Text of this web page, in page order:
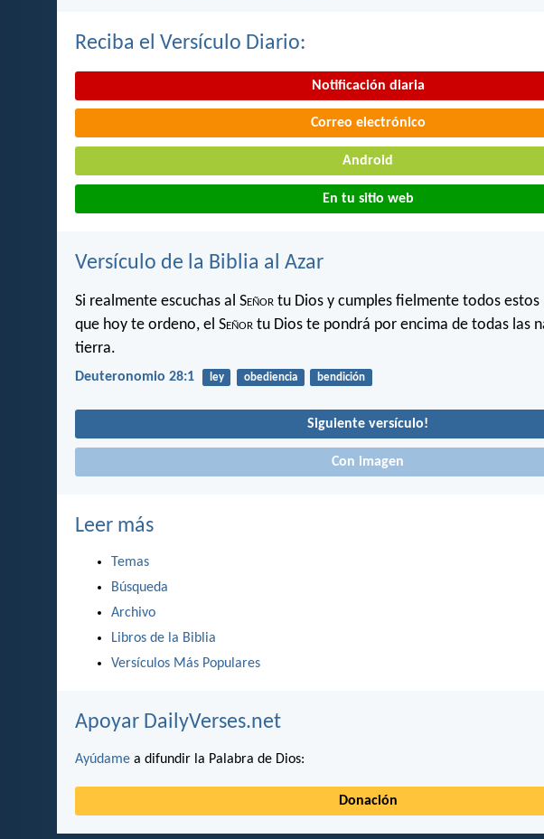
Reciba el Versículo Diario:
Notificación diaria
Correo electrónico
Android
En tu sitio web
Versículo de la Biblia al Azar
Si realmente escuchas al Señor tu Dios y cumples fielmente todos
que hoy te ordeno, el Señor tu Dios te pondrá por encima de todas las
tierra.
Deuteronomio 28:1 ley obediencia bendición
Siguiente versículo!
Con imagen
Leer más
Temas
Búsqueda
Archivo
Libros de la Biblia
Versículos Más Populares
Apoyar DailyVerses.net
Ayúdame a difundir la Palabra de Dios:
Donación